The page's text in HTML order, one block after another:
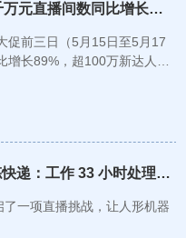
元直播间数同比增长
促前三日（5月15日至5月17
长89%，超100万新达人首
递：工作 33 小时处理超
一项直播挑战，让人形机器